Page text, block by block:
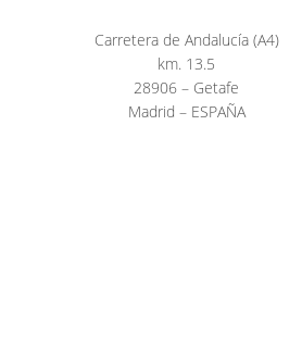
Carretera de Andalucía (A4)
km. 13.5
28906 – Getafe
Madrid – ESPAÑA